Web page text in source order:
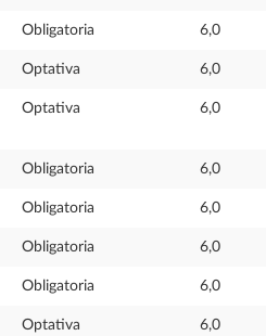
Obligatoria 6,0
Optativa 6,0
Optativa 6,0
Obligatoria 6,0
Obligatoria 6,0
Obligatoria 6,0
Obligatoria 6,0
Optativa 6,0